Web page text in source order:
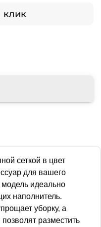
клик
сеткой в цвет
для вашего
модель идеально
наполнитель.
уборку, а
разместить